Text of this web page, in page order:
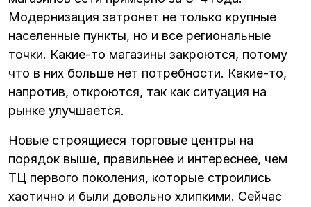
Модернизация затронет не только крупные
населенные пункты, но и все региональные
точки. Какие-то магазины закроются, потому
что в них больше нет потребности. Какие-то,
напротив, откроются, так как ситуация на
рынке улучшается.
Новые строящиеся торговые центры на
порядок выше, правильнее и интереснее, чем
ТЦ первого поколения, которые строились
хаотично и были довольно хлипкими. Сейчас